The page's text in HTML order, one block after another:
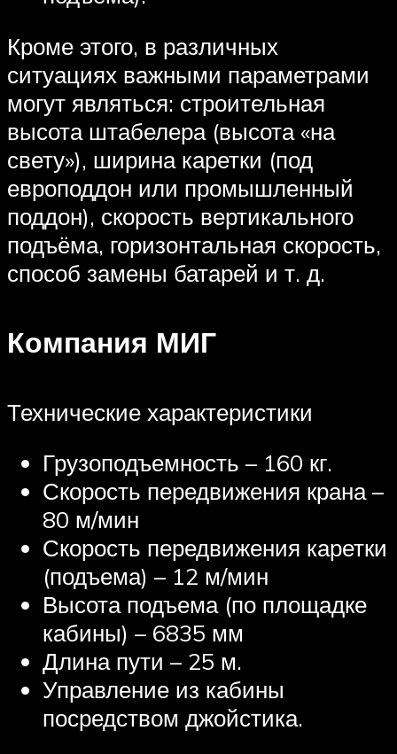
Кроме этого, в различных
ситуациях важными параметрами
могут являться: строительная
высота штабелера (высота «на
свету»), ширина каретки (под
европоддон или промышленный
поддон), скорость вертикального
подъёма, горизонтальная скорость,
способ замены батарей и т. д.
Компания МИГ
Технические характеристики
Грузоподъемность – 160 кг.
Скорость передвижения крана –
80 м/мин
Скорость передвижения каретки
(подъема) – 12 м/мин
Высота подъема (по площадке
кабины) – 6835 мм
Длина пути – 25 м.
Управление из кабины
посредством джойстика.